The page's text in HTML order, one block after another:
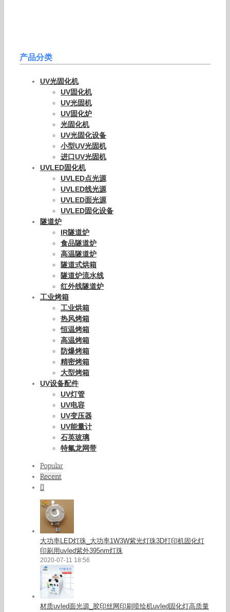
产品分类
UV光固化机
UV固化机
UV光固机
UV固化炉
光固化机
UV光固化设备
小型UV光固机
进口UV光固机
UVLED固化机
UVLED点光源
UVLED线光源
UVLED面光源
UVLED固化设备
隧道炉
IR隧道炉
食品隧道炉
高温隧道炉
隧道式烘箱
隧道炉流水线
红外线隧道炉
工业烤箱
工业烘箱
热风烤箱
恒温烤箱
高温烤箱
防爆烤箱
精密烤箱
大型烤箱
UV设备配件
UV灯管
UV电容
UV变压器
UV能量计
石英玻璃
特氟龙网带
Popular
Recent
大功率LED灯珠_大功率1W3W紫光灯珠3D打印机固化灯
印刷用uvled紫外395nm灯珠
2020-07-11 18:56
材质uvled面光源_胶印丝网印刷喷绘机uvled固化灯高质量